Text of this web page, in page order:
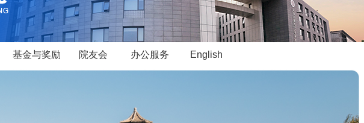
基金与奖励 院友会 办公服务 English